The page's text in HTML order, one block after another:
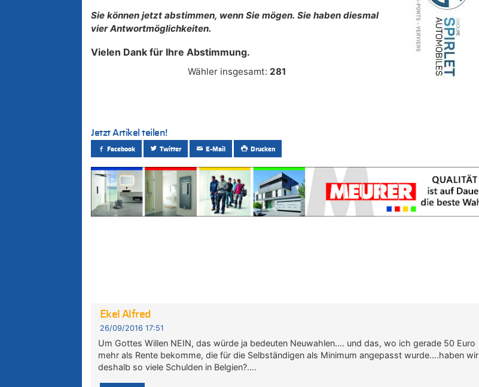
Sie können jetzt abstimmen, wenn Sie mögen. Sie haben diesmal
vier Antwortmöglichkeiten.
Vielen Dank für Ihre Abstimmung.
Wähler insgesamt: 281
Jetzt Artikel teilen!
Facebook Twitter E-Mail Drucken
Ekel Alfred
26/09/2016 17:51
Um Gottes Willen NEIN, das würde ja bedeuten Neuwahlen…. und das, wo ich gerade 50 Euro
mehr als Rente bekomme, die für die Selbständigen als Minimum angepasst wurde….haben wir
deshalb so viele Schulden in Belgien?….